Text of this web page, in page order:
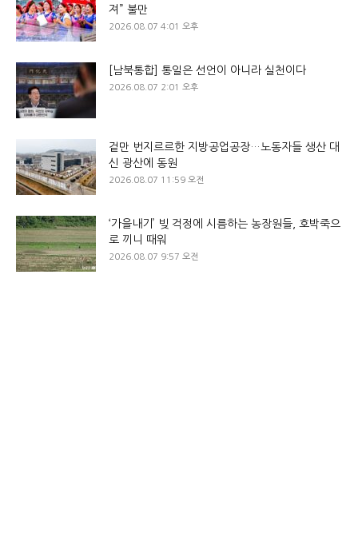
져” 불만
2026.08.07 4:01 오후
[남북통합] 통일은 선언이 아니라 실천이다
2026.08.07 2:01 오후
겉만 번지르르한 지방공업공장…노동자들 생산 대
신 광산에 동원
2026.08.07 11:59 오전
‘가을내기’ 빚 걱정에 시름하는 농장원들, 호박죽으
로 끼니 때워
2026.08.07 9:57 오전